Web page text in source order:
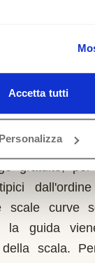
Accetta tutti
Personalizza
fare
per
gratuito,
scale curve
la guida
scala.